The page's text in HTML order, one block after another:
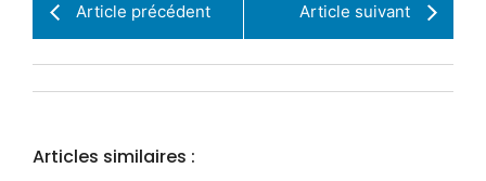
Article précédent Article suivant
Articles similaires :